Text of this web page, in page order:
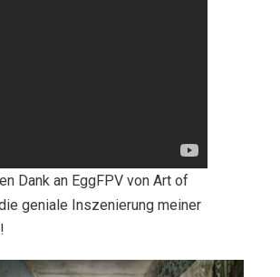
Dank an EggFPV von Art of
geniale Inszenierung meiner